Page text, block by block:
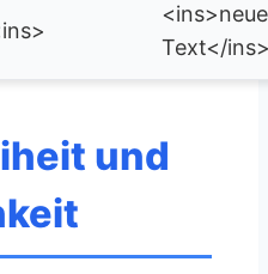
Text</
und